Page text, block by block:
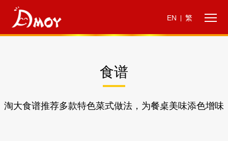
EN 繁
食谱
淘大食谱推荐多款特色菜式做法，为餐桌美味添色增味